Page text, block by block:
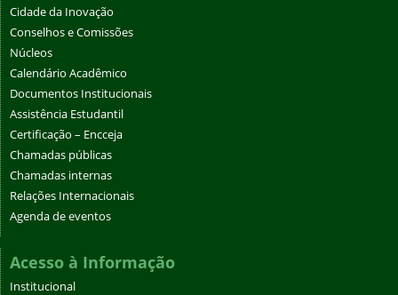
Cidade da Inovação
Conselhos e Comissões
Núcleos
Calendário Acadêmico
Documentos Institucionais
Assistência Estudantil
Certificação – Encceja
Chamadas públicas
Chamadas internas
Relações Internacionais
Agenda de eventos
Acesso à Informação
Institucional